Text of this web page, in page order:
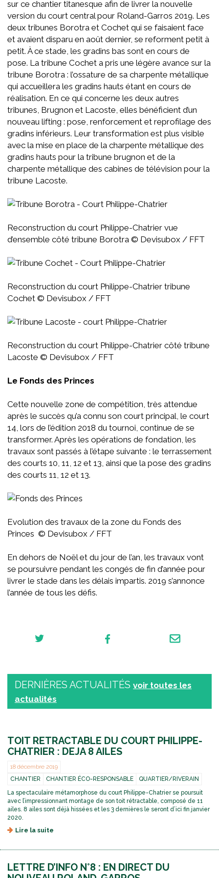
sur ce chantier titanesque afin de livrer la nouvelle
version du court central pour Roland-Garros 2019. Les
deux tribunes Borotra et Cochet qui se faisaient face
et avaient disparu en août dernier, se reforment petit à
petit. À ce stade, les gradins bas sont en cours de
pose. La tribune Cochet a pris une légère avance sur la
tribune Borotra : l’ossature de sa charpente métallique
qui accueillera les gradins hauts étant en cours de
réalisation. En ce qui concerne les deux autres
tribunes, Brugnon et Lacoste, elles bénéficient d’un
nouveau lifting : pose, renforcement et reprofilage des
gradins inférieurs. Leur transformation est plus visible
avec la mise en place de la charpente métallique des
gradins hauts pour la tribune brugnon et de la
charpente métallique des cabines de télévision pour la
tribune Lacoste.
Reconstruction du court Philippe-Chatrier vue
d’ensemble côté tribune Borotra © Devisubox / FFT
Reconstruction du court Philippe-Chatrier tribune
Cochet © Devisubox / FFT
Reconstruction du court Philippe-Chatrier côté tribune
Lacoste © Devisubox / FFT
Le Fonds des Princes
Cette nouvelle zone de compétition, très attendue
après le succès qu’a connu son court principal, le court
14, lors de l’édition 2018 du tournoi, continue de se
transformer. Après les opérations de fondation, les
travaux sont passés à l’étape suivante : le terrassement
des courts 10, 11, 12 et 13, ainsi que la pose des gradins
des courts 11, 12 et 13.
Evolution des travaux de la zone du Fonds des
Princes © Devisubox / FFT
En dehors de Noël et du jour de l’an, les travaux vont
se poursuivre pendant les congés de fin d’année pour
livrer le stade dans les délais impartis. 2019 s’annonce
l’année de tous les défis.
DERNIÈRES ACTUALITÉS voir toutes les
actualités
TOIT RETRACTABLE DU COURT PHILIPPE-
CHATRIER : DEJA 8 AILES
18 décembre 2019
CHANTIER
CHANTIER ÉCO-RESPONSABLE QUARTIER/RIVERAIN
La spectaculaire métamorphose du court Philippe-Chatrier se poursuit
avec l’impressionnant montage de son toit rétractable, composé de 11
ailes. 8 ailes sont déjà hissées et les 3 dernières le seront d’ici fin janvier
2020.
Lire la suite
I
T
LETTRE D’INFO N°8 : EN DIRECT DU